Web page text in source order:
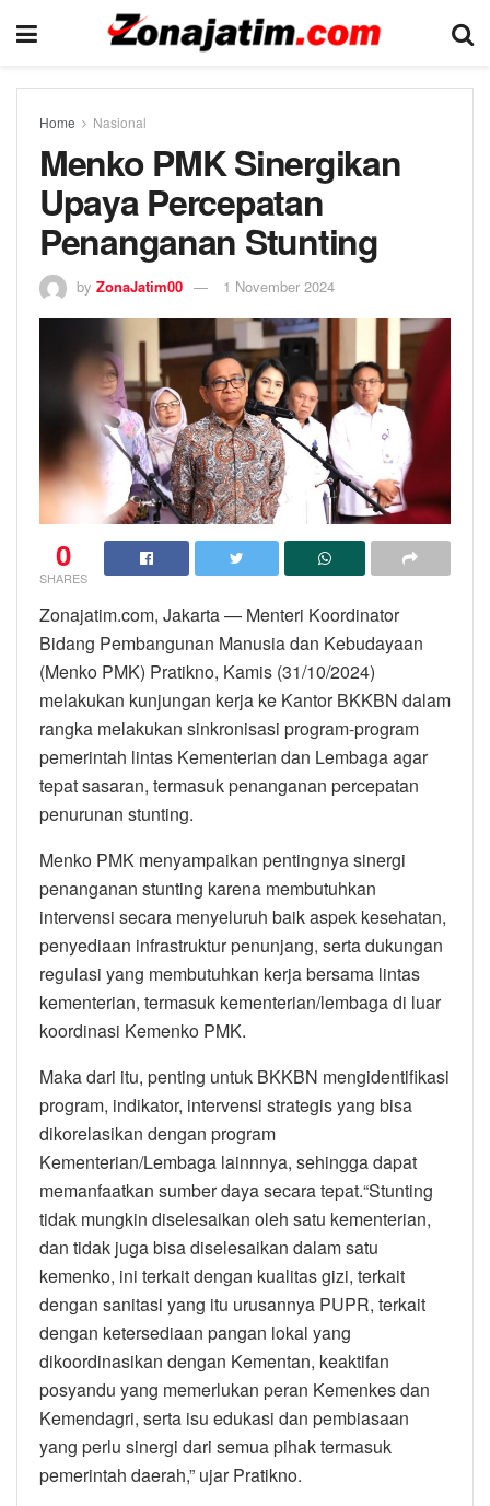
Home Nasional
Menko PMK Sinergikan
Upaya Percepatan
Penanganan Stunting
by ZonaJatim00 1 November 2024
0
SHARES
Zonajatim.com, Jakarta — Menteri Koordinator
Bidang Pembangunan Manusia dan Kebudayaan
(Menko PMK) Pratikno, Kamis (31/10/2024)
melakukan kunjungan kerja ke Kantor BKKBN dalam
rangka melakukan sinkronisasi program-program
pemerintah lintas Kementerian dan Lembaga agar
tepat sasaran, termasuk penanganan percepatan
penurunan stunting.
Menko PMK menyampaikan pentingnya sinergi
penanganan stunting karena membutuhkan
intervensi secara menyeluruh baik aspek kesehatan,
penyediaan infrastruktur penunjang, serta dukungan
regulasi yang membutuhkan kerja bersama lintas
kementerian, termasuk kementerian/lembaga di luar
koordinasi Kemenko PMK.
Maka dari itu, penting untuk BKKBN mengidentifikasi
program, indikator, intervensi strategis yang bisa
dikorelasikan dengan program
Kementerian/Lembaga lainnnya, sehingga dapat
memanfaatkan sumber daya secara tepat.“Stunting
tidak mungkin diselesaikan oleh satu kementerian,
dan tidak juga bisa diselesaikan dalam satu
kemenko, ini terkait dengan kualitas gizi, terkait
dengan sanitasi yang itu urusannya PUPR, terkait
dengan ketersediaan pangan lokal yang
dikoordinasikan dengan Kementan, keaktifan
posyandu yang memerlukan peran Kemenkes dan
Kemendagri, serta isu edukasi dan pembiasaan
yang perlu sinergi dari semua pihak termasuk
pemerintah daerah,” ujar Pratikno.